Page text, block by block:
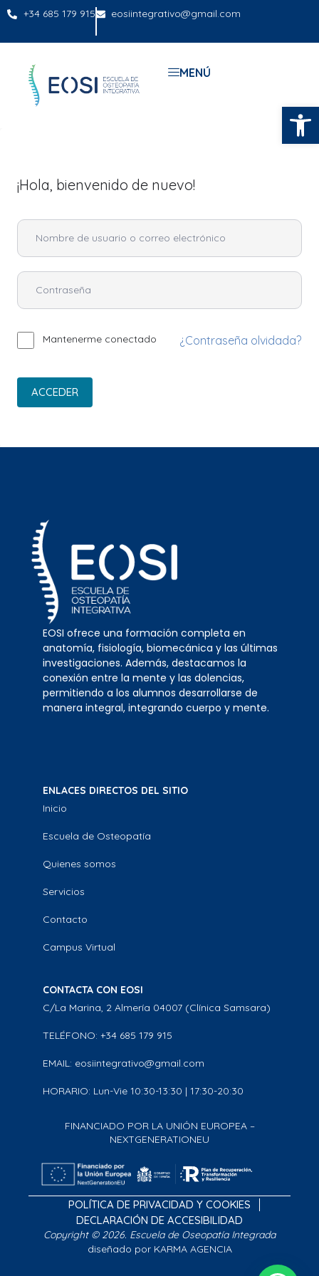
+34 685 179 915 eosiintegrativo@gmail.com
MENÚ
¡Hola, bienvenido de nuevo!
Mantenerme conectado ¿Contraseña olvidada?
ACCEDER
EOSI ofrece una formación completa en
anatomía, fisiología, biomecánica y las últimas
investigaciones. Además, destacamos la
conexión entre la mente y las dolencias,
permitiendo a los alumnos desarrollarse de
manera integral, integrando cuerpo y mente.
ENLACES DIRECTOS DEL SITIO
Inicio
Escuela de Osteopatía
Quienes somos
Servicios
Contacto
Campus Virtual
CONTACTA CON EOSI
C/La Marina, 2 Almería 04007 (Clínica Samsara)
TELÉFONO: +34 685 179 915
EMAIL: eosiintegrativo@gmail.com
HORARIO: Lun-Vie 10:30-13:30 | 17:30-20:30
FINANCIADO POR LA UNIÓN EUROPEA –
NEXTGENERATIONEU
POLÍTICA DE PRIVACIDAD Y COOKIES
DECLARACIÓN DE ACCESIBILIDAD
Copyright © 2026. Escuela de Oseopatía Integrada
diseñado por KARMA AGENCIA